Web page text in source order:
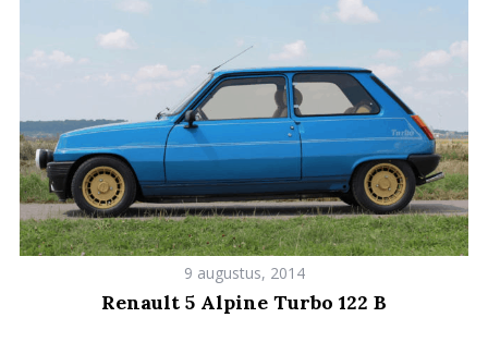
9 augustus, 2014
Renault 5 Alpine Turbo 122 B